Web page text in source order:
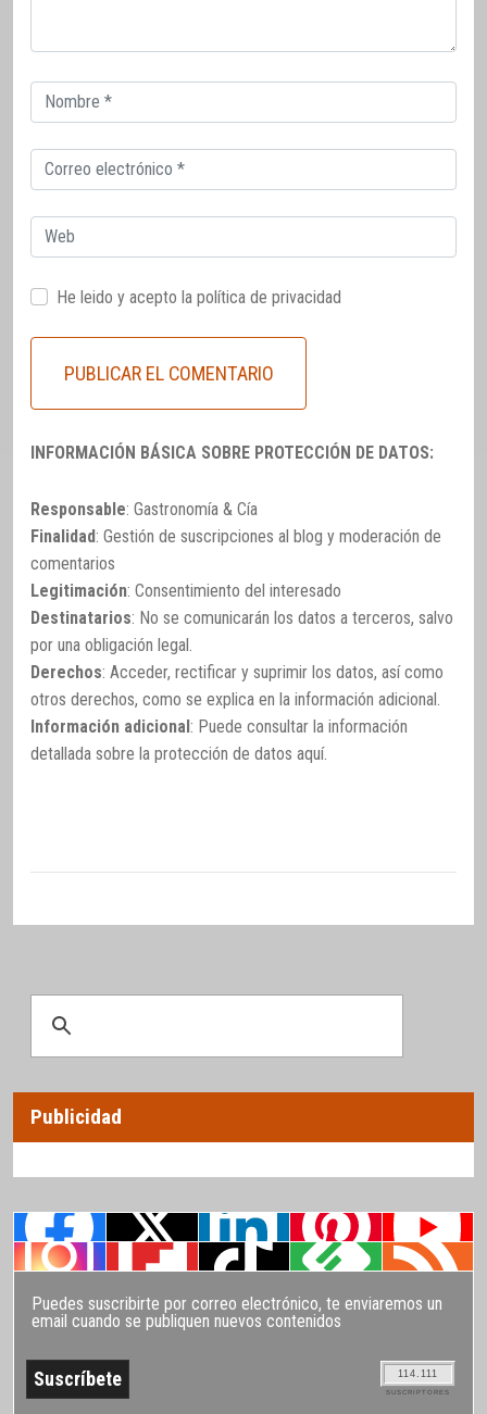
Correo
electrónico
Correo
electrónico
Web
He leido y acepto la política de privacidad
INFORMACIÓN BÁSICA SOBRE PROTECCIÓN DE DATOS:
Responsable: Gastronomía & Cía
Finalidad: Gestión de suscripciones al blog y moderación de
comentarios
Legitimación: Consentimiento del interesado
Destinatarios: No se comunicarán los datos a terceros, salvo
por una obligación legal.
Derechos: Acceder, rectificar y suprimir los datos, así como
otros derechos, como se explica en la información adicional.
Información adicional: Puede consultar la información
detallada sobre la protección de datos aquí.
Publicidad
Puedes suscribirte por correo electrónico, te enviaremos un
email cuando se publiquen nuevos contenidos
114.111
SUSCRIPTORES